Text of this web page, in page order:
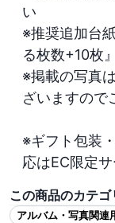
い
※推奨追加台
る枚数+10枚
※掲載の写真
ざいますので
※ギフト包装
応はEC限定
この商品のカテゴ
アルバム・写真関連